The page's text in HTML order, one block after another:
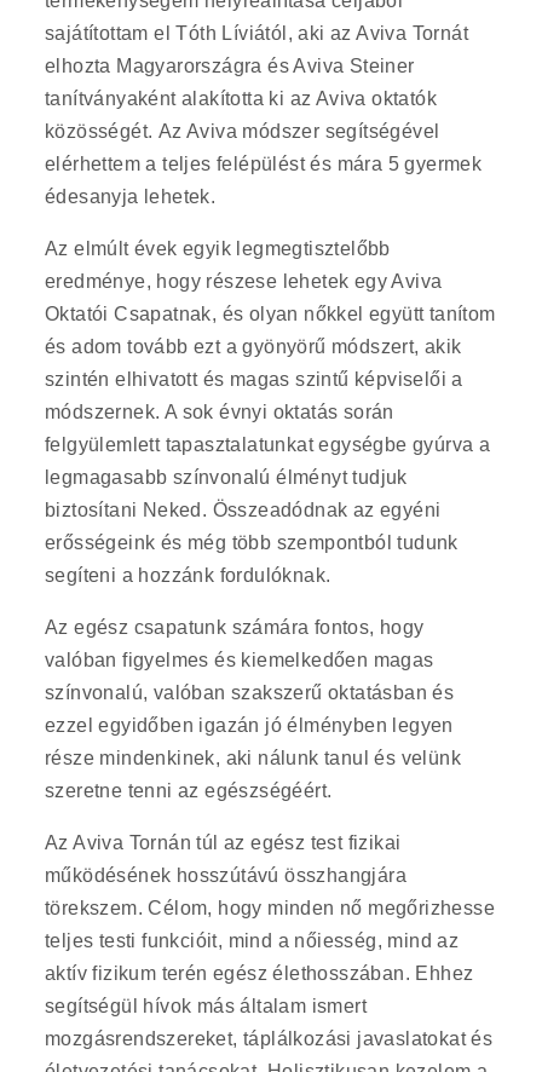
sajátítottam el Tóth Líviától, aki az Aviva Tornát
elhozta Magyarországra és Aviva Steiner
tanítványaként alakította ki az Aviva oktatók
közösségét. Az Aviva módszer segítségével
elérhettem a teljes felépülést és mára 5 gyermek
édesanyja lehetek.
Az elmúlt évek egyik legmegtisztelőbb
eredménye, hogy részese lehetek egy Aviva
Oktatói Csapatnak, és olyan nőkkel együtt tanítom
és adom tovább ezt a gyönyörű módszert, akik
szintén elhivatott és magas szintű képviselői a
módszernek. A sok évnyi oktatás során
felgyülemlett tapasztalatunkat egységbe gyúrva a
legmagasabb színvonalú élményt tudjuk
biztosítani Neked. Összeadódnak az egyéni
erősségeink és még több szempontból tudunk
segíteni a hozzánk fordulóknak.
Az egész csapatunk számára fontos, hogy
valóban figyelmes és kiemelkedően magas
színvonalú, valóban szakszerű oktatásban és
ezzel egyidőben igazán jó élményben legyen
része mindenkinek, aki nálunk tanul és velünk
szeretne tenni az egészségéért.
Az Aviva Tornán túl az egész test fizikai
működésének hosszútávú összhangjára
törekszem. Célom, hogy minden nő megőrizhesse
teljes testi funkcióit, mind a nőiesség, mind az
aktív fizikum terén egész élethosszában. Ehhez
segítségül hívok más általam ismert
mozgásrendszereket, táplálkozási javaslatokat és